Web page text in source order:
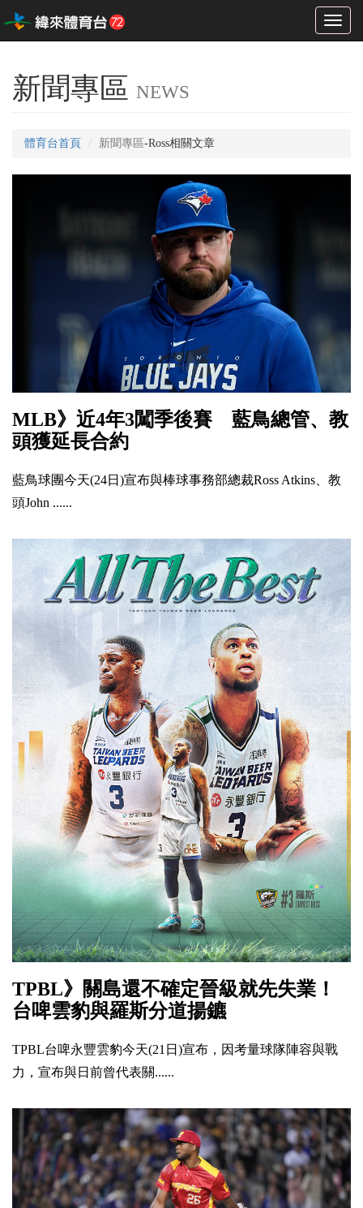
Toggle
新聞專區 NEWS
體育台首頁 新聞專區-Ross相關文章
MLB》近4年3闖季後賽 藍鳥總管、教
頭獲延長合約
藍鳥球團今天(24日)宣布與棒球事務部總裁Ross Atkins、教
頭John ......
TPBL》關島還不確定晉級就先失業！
台啤雲豹與羅斯分道揚鑣
TPBL台啤永豐雲豹今天(21日)宣布，因考量球隊陣容與戰
力，宣布與日前曾代表關......